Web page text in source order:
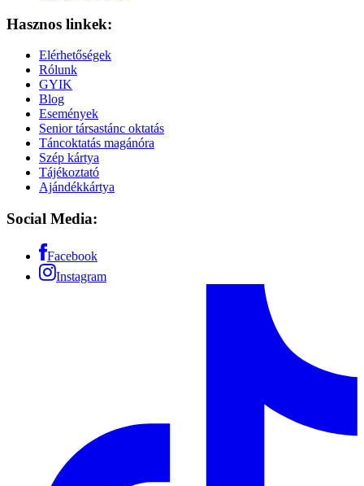
Hasznos linkek:
Elérhetőségek
Rólunk
GYIK
Blog
Események
Senior társastánc oktatás
Táncoktatás magánóra
Szép kártya
Tájékoztató
Ajándékkártya
Social Media:
Facebook
Instagram